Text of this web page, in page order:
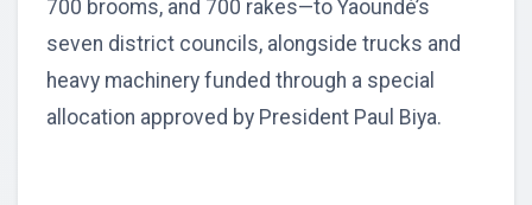
700 brooms, and 700 rakes—to Yaoundé’s
seven district councils, alongside trucks and
heavy machinery funded through a special
allocation approved by President Paul Biya.